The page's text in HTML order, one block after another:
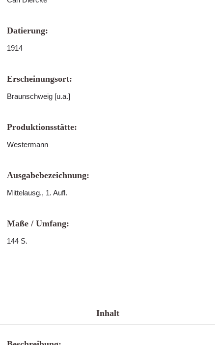
Datierung:
1914
Erscheinungsort:
Braunschweig [u.a.]
Produktionsstätte:
Westermann
Ausgabebezeichnung:
Mittelausg., 1. Aufl.
Maße / Umfang:
144 S.
Inhalt